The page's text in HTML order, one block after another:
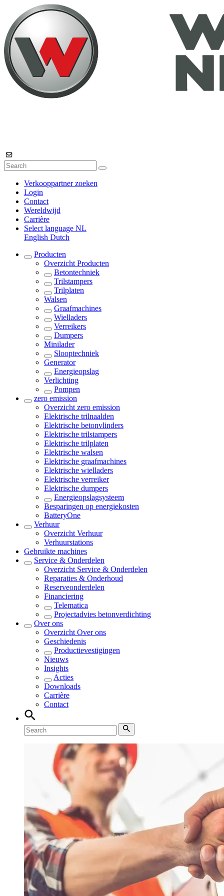
Verkooppartner zoeken
Login
Contact
Wereldwijd
Carrière
Select language NL
English Dutch
Producten
Overzicht Producten
Betontechniek
Trilstampers
Trilplaten
Walsen
Graafmachines
Wielladers
Verreikers
Dumpers
Minilader
Slooptechniek
Generator
Energieopslag
Verlichting
Pompen
zero emission
Overzicht zero emission
Elektrische trilnaalden
Elektrische betonvlinders
Elektrische trilstampers
Elektrische trilplaten
Elektrische walsen
Elektrische graafmachines
Elektrische wielladers
Elektrische verreiker
Elektrische dumpers
Energieopslagsysteem
Besparingen op energiekosten
BatteryOne
Verhuur
Overzicht Verhuur
Verhuurstations
Gebruikte machines
Service & Onderdelen
Overzicht Service & Onderdelen
Reparaties & Onderhoud
Reserveonderdelen
Financiering
Telematica
Projectadvies betonverdichting
Over ons
Overzicht Over ons
Geschiedenis
Productievestigingen
Nieuws
Insights
Acties
Downloads
Carrière
Contact